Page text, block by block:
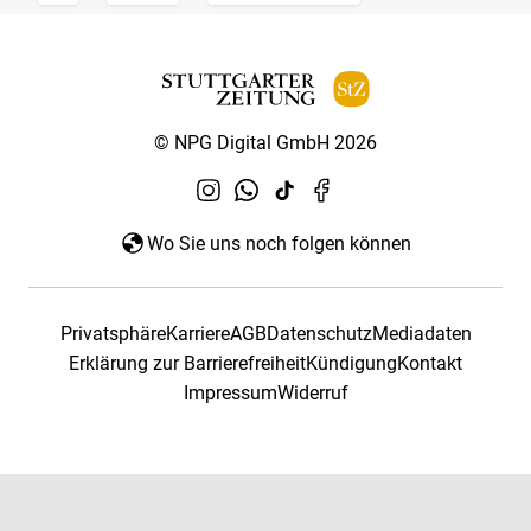
© NPG Digital GmbH 2026
Wo Sie uns noch folgen können
PrivatsphäreKarriereAGBDatenschutzMediadaten
Erklärung zur BarrierefreiheitKündigungKontakt
ImpressumWiderruf